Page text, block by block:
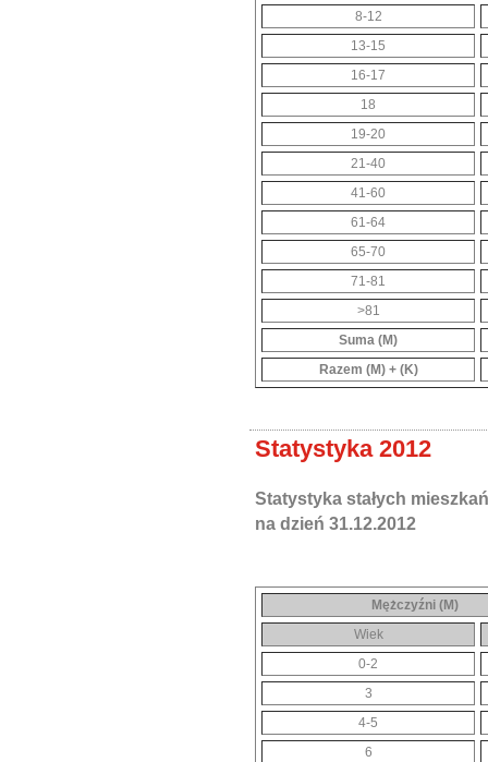
8-12
13-15
16-17
18
19-20
21-40
41-60
61-64
65-70
71-81
>81
Suma (M)
Razem (M) + (K)
Statystyka 2012
Statystyka stałych
na dzień 31.12.2012
Mężczyźni (M)
Wiek
0-2
3
4-5
6